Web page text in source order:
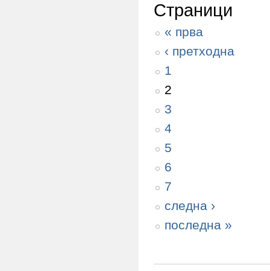
Страници
« прва
‹ претходна
1
2
3
4
5
6
7
следна ›
последна »